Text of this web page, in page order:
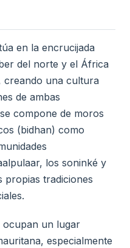
en la encrucijada
del norte y el África
creando una cultura
de ambas
compone de moros
(bidhan) como
los soninké y
propias tradiciones
ocupan un lugar
especialmente